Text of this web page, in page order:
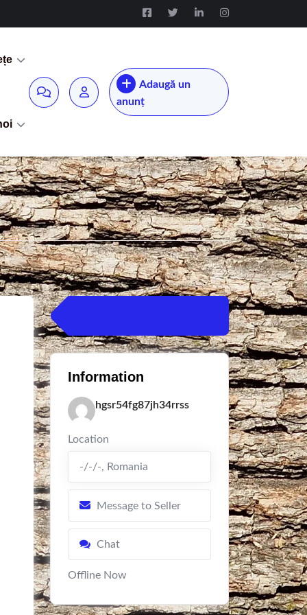
Adaugă un
anunț
Information
hgsr54fg87jh34rrss
Location
-/-/-, Romania
Message to Seller
Chat
Offline Now